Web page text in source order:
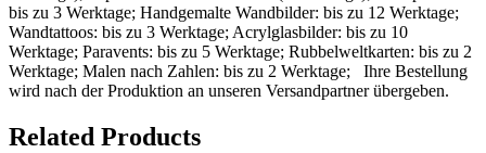
bis zu 3 Werktage; Handgemalte Wandbilder: bis zu 12 Werktage;
Wandtattoos: bis zu 3 Werktage; Acrylglasbilder: bis zu 10
Werktage; Paravents: bis zu 5 Werktage; Rubbelweltkarten: bis zu 2
Werktage; Malen nach Zahlen: bis zu 2 Werktage; Ihre Bestellung
wird nach der Produktion an unseren Versandpartner übergeben.
Related Products